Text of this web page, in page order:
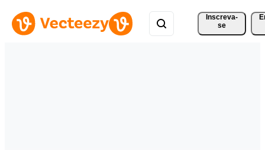
Inscreva-
se